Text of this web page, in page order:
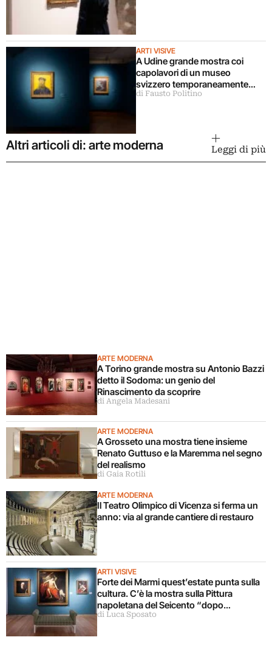
ARTI VISIVE
A Udine grande mostra coi
capolavori di un museo
svizzero temporaneamente
chiuso
di Fausto Politino
Altri articoli di: arte moderna Leggi di più
ARTE MODERNA
A Torino grande mostra su Antonio Bazzi
detto il Sodoma: un genio del
Rinascimento da scoprire
di Angela Madesani
ARTE MODERNA
A Grosseto una mostra tiene insieme
Renato Guttuso e la Maremma nel segno
del realismo
di Gaia Rotili
ARTE MODERNA
Il Teatro Olimpico di Vicenza si ferma un
anno: via al grande cantiere di restauro
ARTI VISIVE
Forte dei Marmi quest’estate punta sulla
cultura. C’è la mostra sulla Pittura
napoletana del Seicento “dopo
Caravaggio”
di Luca Sposato